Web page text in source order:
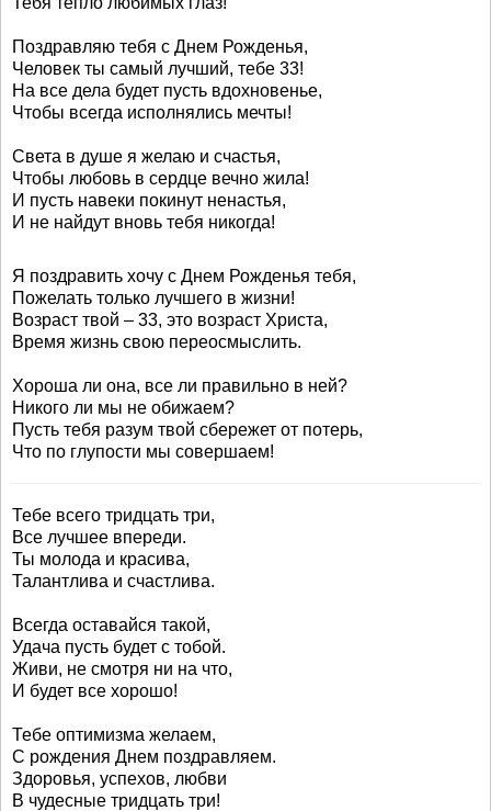
Поздравляю тебя с Днем Рожденья,
Человек ты самый лучший, тебе 33!
На все дела будет пусть вдохновенье,
Чтобы всегда исполнялись мечты!
Света в душе я желаю и счастья,
Чтобы любовь в сердце вечно жила!
И пусть навеки покинут ненастья,
И не найдут вновь тебя никогда!
Я поздравить хочу с Днем Рожденья тебя,
Пожелать только лучшего в жизни!
Возраст твой – 33, это возраст Христа,
Время жизнь свою переосмыслить.
Хороша ли она, все ли правильно в ней?
Никого ли мы не обижаем?
Пусть тебя разум твой сбережет от потерь,
Что по глупости мы совершаем!
Тебе всего тридцать три,
Все лучшее впереди.
Ты молода и красива,
Талантлива и счастлива.
Всегда оставайся такой,
Удача пусть будет с тобой.
Живи, не смотря ни на что,
И будет все хорошо!
Тебе оптимизма желаем,
С рождения Днем поздравляем.
Здоровья, успехов, любви
В чудесные тридцать три!